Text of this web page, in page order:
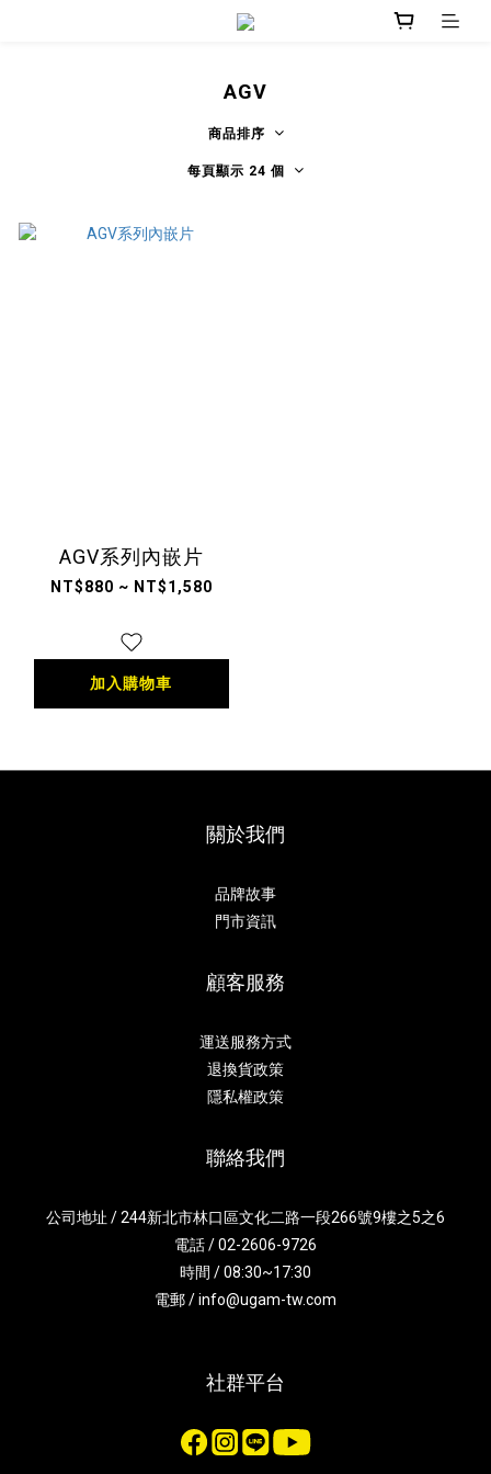
AGV
商品排序
每頁顯示 24 個
AGV系列內嵌片
NT$880 ~ NT$1,580
加入購物車
關於我們
品牌故事
門市資訊
顧客服務
運送服務方式
退換貨政策
隱私權政策
聯絡我們
公司地址 / 244新北市林口區文化二路一段266號9樓之5之6
電話 / 02-2606-9726
時間 / 08:30~17:30
電郵 / info@ugam-tw.com
社群平台